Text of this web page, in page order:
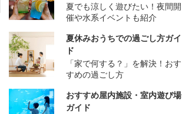
夏でも涼しく遊びたい！夜間開
催や水系イベントも紹介
夏休みおうちでの過ごし方ガイ
ド
「家で何する？」を解決！おす
すめの過ごし方
おすすめ屋内施設・室内遊び場
ガイド